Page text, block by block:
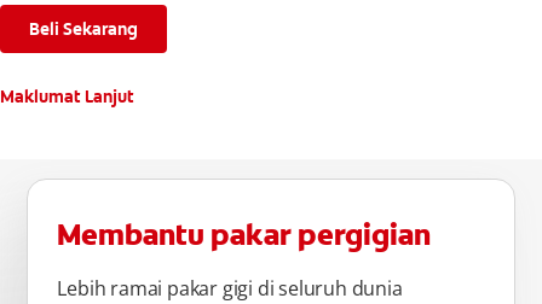
Beli Sekarang
Maklumat Lanjut
Membantu pakar pergigian
Lebih ramai pakar gigi di seluruh dunia